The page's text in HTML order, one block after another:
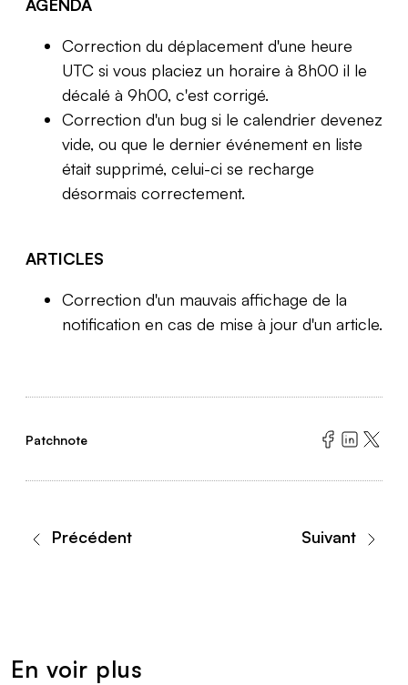
AGENDA
Correction du déplacement d'une heure
UTC si vous placiez un horaire à 8h00 il le
décalé à 9h00, c'est corrigé.
Correction d'un bug si le calendrier devenez
vide, ou que le dernier événement en liste
était supprimé, celui-ci se recharge
désormais correctement.
ARTICLES
Correction d'un mauvais affichage de la
notification en cas de mise à jour d'un article.
Patchnote
Précédent Suivant
En voir plus